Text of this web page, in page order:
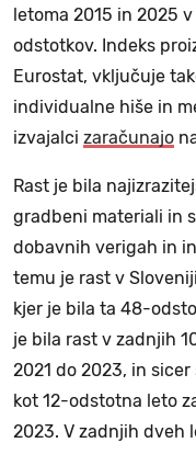
letoma 2015 in 2025
odstotkov. Indeks
Eurostat, vključuje
individualne hiše in
izvajalci zaračunajo
Rast je bila
gradbeni materiali in
dobavnih verigah in
temu je rast v
kjer je bila ta 48-
je bila rast v zadnjih
2021 do 2023, in
kot 12-odstotna leto
2023. V zadnjih dveh